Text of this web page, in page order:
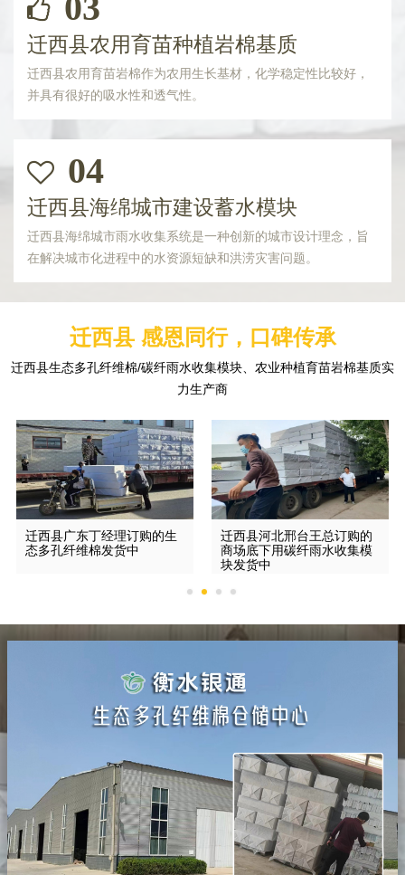
迁西县农用育苗种植岩棉基质
迁西县农用育苗岩棉作为农用生长基材，化学稳定性比较好，
并具有很好的吸水性和透气性。
04
迁西县海绵城市建设蓄水模块
迁西县海绵城市雨水收集系统是一种创新的城市设计理念，旨
在解决城市化进程中的水资源短缺和洪涝灾害问题。
迁西县 感恩同行，口碑传承
迁西县生态多孔纤维棉/碳纤雨水收集模块、农业种植育苗岩棉基质实
力生产商
迁西县广东丁经理订购的生
态多孔纤维棉发货中
迁西县河北邢台王总订购的
商场底下用碳纤雨水收集模
块发货中